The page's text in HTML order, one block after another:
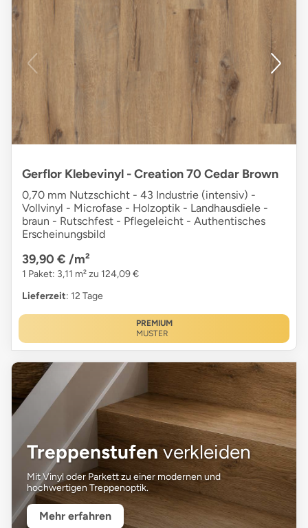
Gerflor Klebevinyl - Creation 70 Cedar Brown
0,70 mm Nutzschicht - 43 Industrie (intensiv) -
Vollvinyl - Microfase - Holzoptik - Landhausdiele -
braun - Rutschfest - Pflegeleicht - Authentisches
Erscheinungsbild
39,90 € /m²
1 Paket: 3,11 m² zu 124,09 €
Lieferzeit: 12 Tage
PREMIUM
MUSTER
Treppenstufenverkleiden
Mit Vinyl oder Parkett zu einer modernen und
hochwertigen Treppenoptik.
Mehr erfahren